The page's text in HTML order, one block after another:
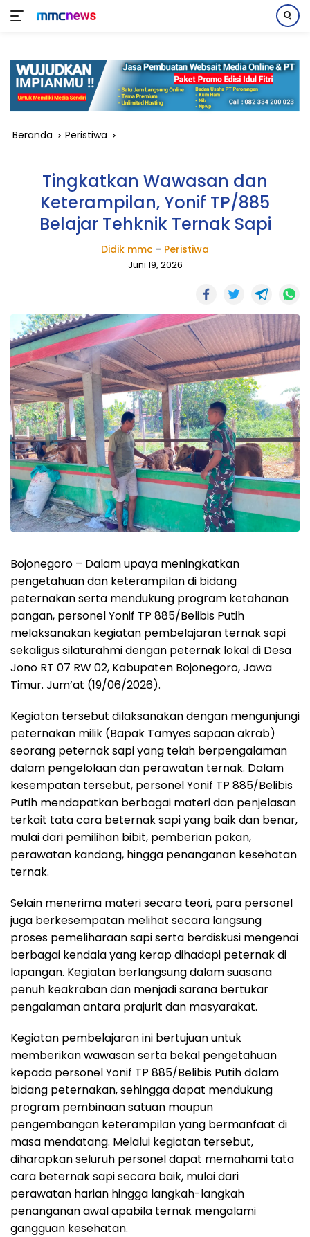
konten
Beranda Peristiwa
Tingkatkan Wawasan dan
Keterampilan, Yonif TP/885
Belajar Tehknik Ternak Sapi
Didik mmc - Peristiwa
Juni 19, 2026
Bojonegoro – Dalam upaya meningkatkan
pengetahuan dan keterampilan di bidang
peternakan serta mendukung program ketahanan
pangan, personel Yonif TP 885/Belibis Putih
melaksanakan kegiatan pembelajaran ternak sapi
sekaligus silaturahmi dengan peternak lokal di Desa
Jono RT 07 RW 02, Kabupaten Bojonegoro, Jawa
Timur. Jum’at (19/06/2026).
Kegiatan tersebut dilaksanakan dengan mengunjungi
peternakan milik (Bapak Tamyes sapaan akrab)
seorang peternak sapi yang telah berpengalaman
dalam pengelolaan dan perawatan ternak. Dalam
kesempatan tersebut, personel Yonif TP 885/Belibis
Putih mendapatkan berbagai materi dan penjelasan
terkait tata cara beternak sapi yang baik dan benar,
mulai dari pemilihan bibit, pemberian pakan,
perawatan kandang, hingga penanganan kesehatan
ternak.
Selain menerima materi secara teori, para personel
juga berkesempatan melihat secara langsung
proses pemeliharaan sapi serta berdiskusi mengenai
berbagai kendala yang kerap dihadapi peternak di
lapangan. Kegiatan berlangsung dalam suasana
penuh keakraban dan menjadi sarana bertukar
pengalaman antara prajurit dan masyarakat.
Kegiatan pembelajaran ini bertujuan untuk
memberikan wawasan serta bekal pengetahuan
kepada personel Yonif TP 885/Belibis Putih dalam
bidang peternakan, sehingga dapat mendukung
program pembinaan satuan maupun
pengembangan keterampilan yang bermanfaat di
masa mendatang. Melalui kegiatan tersebut,
diharapkan seluruh personel dapat memahami tata
cara beternak sapi secara baik, mulai dari
perawatan harian hingga langkah-langkah
penanganan awal apabila ternak mengalami
gangguan kesehatan.